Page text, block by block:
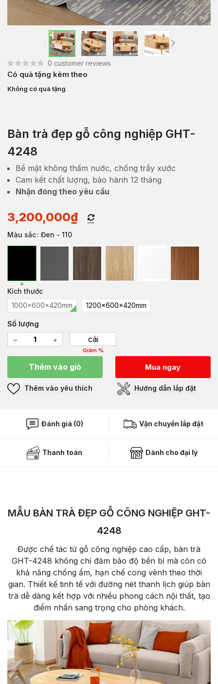
0 customer reviews
Có quà tặng kèm theo
Không có quà tặng
Bàn trà đẹp gỗ công nghiệp GHT-
4248
Bề mặt không thấm nước, chống trầy xước
Cam kết chất lượng, bảo hành 12 tháng
Nhận đóng theo yêu cầu
3,200,000₫
Màu sắc: Đen - 110
Kích thước
1000x600x420mm
1200x600x420mm
Số lượng
cái
Giảm %
Thêm vào giỏ Mua ngay
Thêm vào yêu thích Hướng dẫn lắp đặt
Đánh giá (0) Vận chuyển lắp đặt
Thanh toán Dành cho đại lý
MẪU BÀN TRÀ ĐẸP GỖ CÔNG NGHIỆP GHT-
4248
Được chế tác từ gỗ công nghiệp cao cấp, bàn trà
GHT-4248 không chỉ đảm bảo độ bền bỉ mà còn có
khả năng chống ẩm, hạn chế cong vênh theo thời
gian. Thiết kế tinh tế với đường nét thanh lịch giúp bàn
trà dễ dàng kết hợp với nhiều phong cách nội thất, tạo
điểm nhấn sang trọng cho phòng khách.